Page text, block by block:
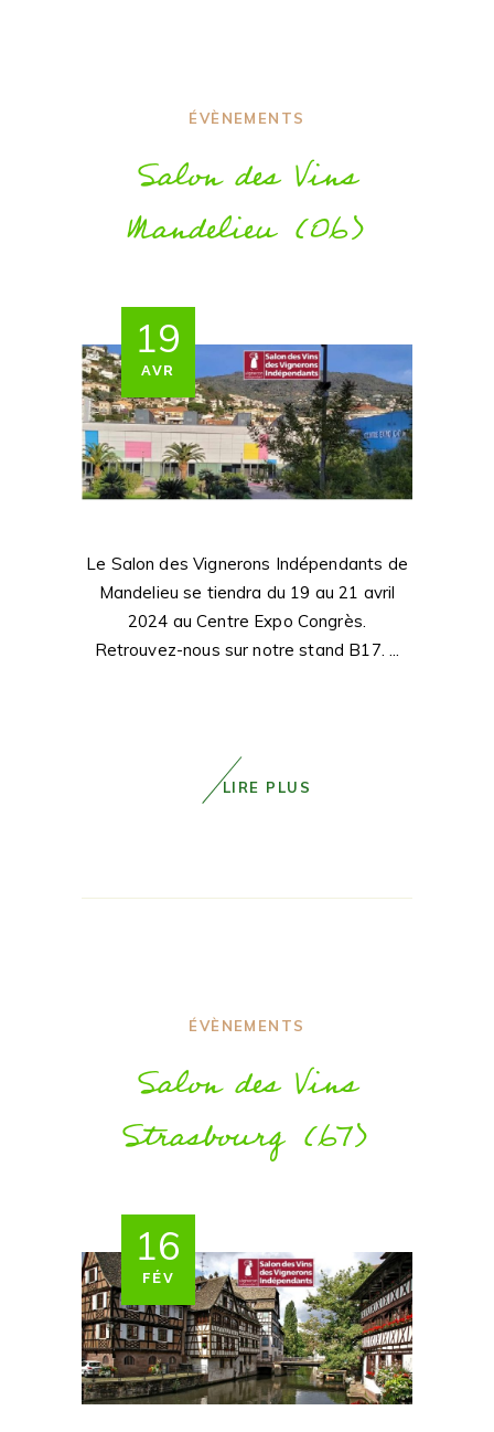
ÉVÈNEMENTS
Salon des Vins
Mandelieu (06)
19
AVR
Le Salon des Vignerons Indépendants de
Mandelieu se tiendra du 19 au 21 avril
2024 au Centre Expo Congrès.
Retrouvez-nous sur notre stand B17.
LIRE PLUS
ÉVÈNEMENTS
Salon des Vins
Strasbourg (67)
16
FÉV